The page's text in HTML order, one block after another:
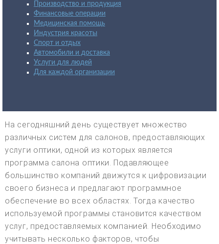
Производство и продукция
Финансовые операции
Медицинская помощь
Индустрия красоты
Спорт и отдых
Автомобили и доставка
Услуги для людей
Для каждой организации
На сегодняшний день существует множество
различных систем для салонов, предоставляющих
услуги оптики, одной из которых является
программа салона оптики. Подавляющее
большинство компаний движутся к цифровизации
своего бизнеса и предлагают программное
обеспечение во всех областях. Тогда качество
используемой программы становится качеством
услуг, предоставляемых компанией. Необходимо
учитывать несколько факторов, чтобы